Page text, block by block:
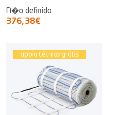
N�o definido
376,38€
apoio técnico grátis